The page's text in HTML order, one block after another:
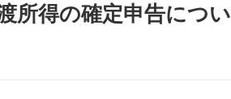
所得の確定申告につい